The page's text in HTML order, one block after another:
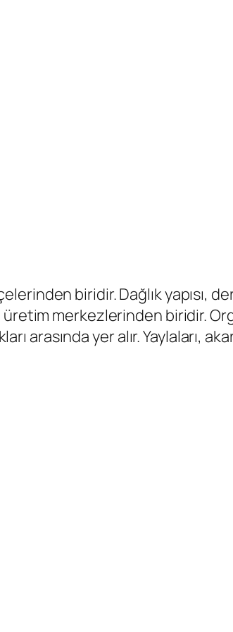
biridir. Dağlık yapısı,
merkezlerinden biridir.
arasında yer alır. Yaylaları,